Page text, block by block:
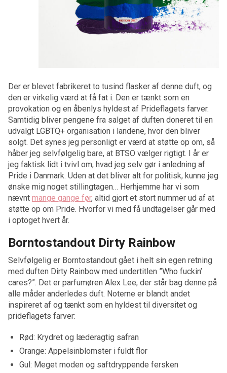
Der er blevet fabrikeret to tusind flasker af denne duft, og
den er virkelig værd at få fat i. Den er tænkt som en
provokation og en åbenlys hyldest af Prideflagets farver.
Samtidig bliver pengene fra salget af duften doneret til en
udvalgt LGBTQ+ organisation i landene, hvor den bliver
solgt. Det synes jeg personligt er værd at støtte op om, så
håber jeg selvfølgelig bare, at BTSO vælger rigtigt. I år er
jeg faktisk lidt i tvivl om, hvad jeg selv gør i anledning af
Pride i Danmark. Uden at det bliver alt for politisk, kunne jeg
ønske mig noget stillingtagen… Herhjemme har vi som
nævnt mange gange før, altid gjort et stort nummer ud af at
støtte op om Pride. Hvorfor vi med få undtagelser går med
i optoget hvert år.
Borntostandout Dirty Rainbow
Selvfølgelig er Borntostandout gået i helt sin egen retning
med duften Dirty Rainbow med undertitlen ”Who fuckin’
cares?”. Det er parfumøren Alex Lee, der står bag denne på
alle måder anderledes duft. Noterne er blandt andet
inspireret af og tænkt som en hyldest til diversitet og
prideflagets farver:
Rød: Krydret og læderagtig safran
Orange: Appelsinblomster i fuldt flor
Gul: Meget moden og saftdryppende fersken